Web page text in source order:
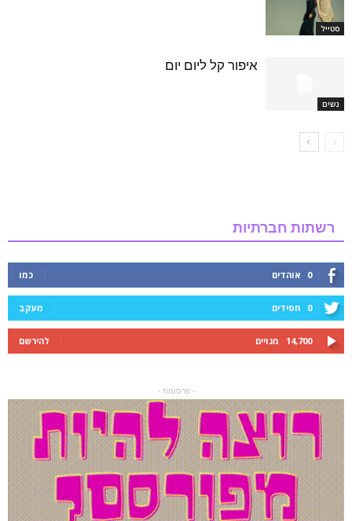
סטייל
נשים
איפור קל ליום יום
רשתות חברתיות
0 אוהדים כמו
0 חסידים מעקב
14,700 מנויים להירשם
- פרסומת -